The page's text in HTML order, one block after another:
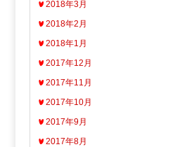
2018年3月
2018年2月
2018年1月
2017年12月
2017年11月
2017年10月
2017年9月
2017年8月